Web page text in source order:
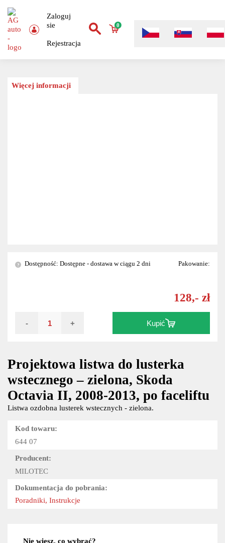
Zaloguj
sie
Rejestracja
0
Więcej informacji
Projektowa listwa do lusterka
wstecznego – zielona, Skoda
Octavia II, 2008-2013, po faceliftu
Listwa ozdobna lusterek wstecznych - zielona.
Kod towaru:
644 07
Producent:
MILOTEC
Dokumentacja do pobrania:
Poradniki, Instrukcje
? Dostępność: Dostępne - dostawa w ciągu 2 dni Pakowanie:
128,- zł
- + Kupić
Nie wiesz, co wybrać?